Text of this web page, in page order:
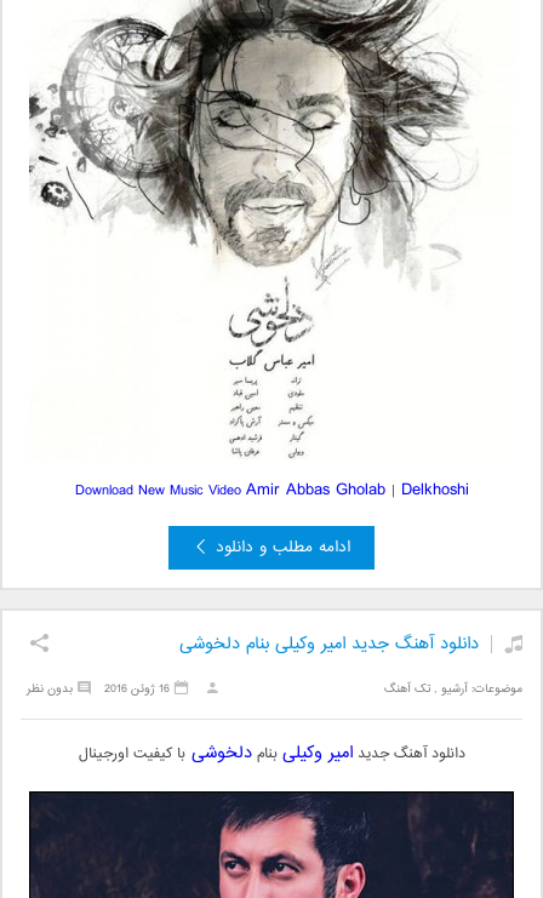
Download New Music Video Amir Abbas Gholab | Delkhoshi
ادامه مطلب و دانلود
دانلود آهنگ جدید امیر وکیلی بنام دلخوشی
موضوعات:آرشیو ,تک آهنگ بدون نظر 16 ژوئن 2016
دانلود آهنگ جدیدامیر وکیلیبنامدلخوشیبا کیفیت اورجینال